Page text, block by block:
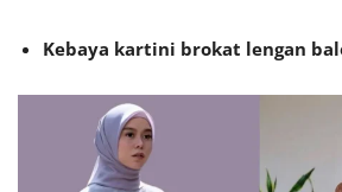
Kebaya kartini brokat lengan